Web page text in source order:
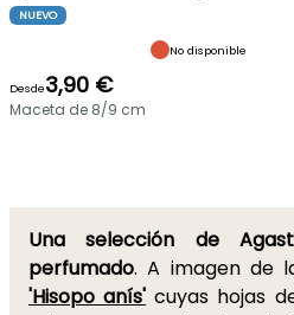
NUEVO
No disponible
Desde3,90 €
Maceta de 8/9 cm
Una selección de
perfumado. A imagen de
'Hisopo anís' cuyas hojas